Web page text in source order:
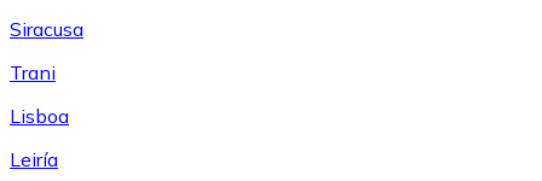
Siracusa
Trani
Lisboa
Leiría